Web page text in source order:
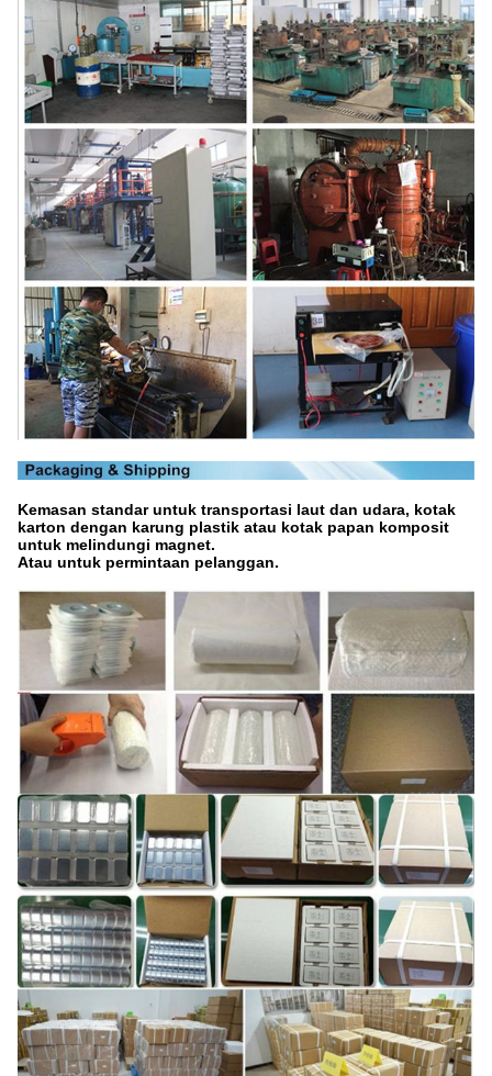
Kemasan standar untuk transportasi laut dan udara, kotak
karton dengan karung plastik atau kotak papan komposit
untuk melindungi magnet.
Atau untuk permintaan pelanggan.